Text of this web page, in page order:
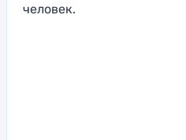
человек.